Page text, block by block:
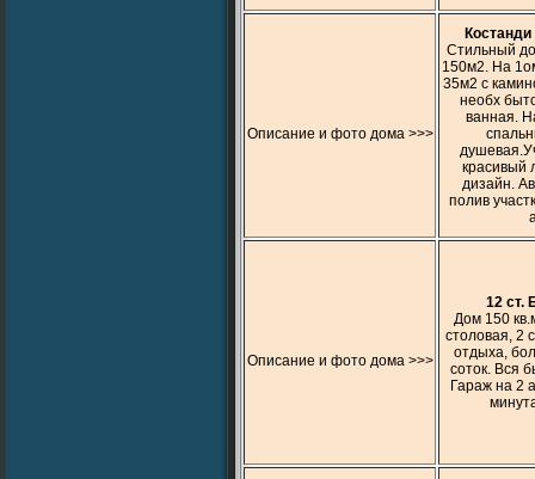
Описание и фото дома >>>
Стильный
150м2. На
35м2 с
необх
ванная.
красивый
дизайн.
полив
Описание и фото дома >>>
12 ст.
Дом 150
столовая, 2
отдыха,
соток. Вся
Гараж на 2